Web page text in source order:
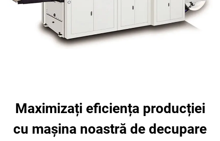
Maximizați eficiența producției
cu mașina noastră de decupare